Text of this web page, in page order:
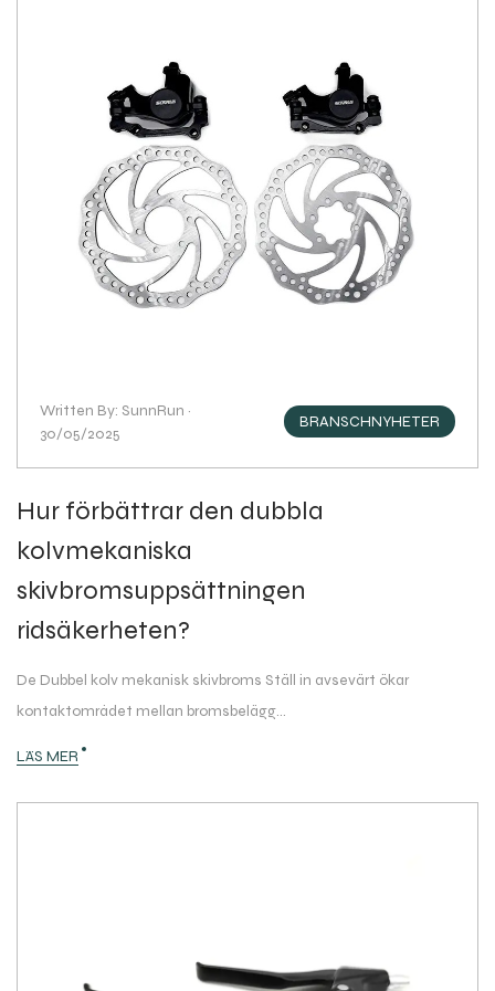
Written By: SunnRun ·
30/05/2025
BRANSCHNYHETER
Hur förbättrar den dubbla
kolvmekaniska
skivbromsuppsättningen
ridsäkerheten?
De Dubbel kolv mekanisk skivbroms Ställ in avsevärt ökar
kontaktområdet mellan bromsbelägg...
LÄS MER